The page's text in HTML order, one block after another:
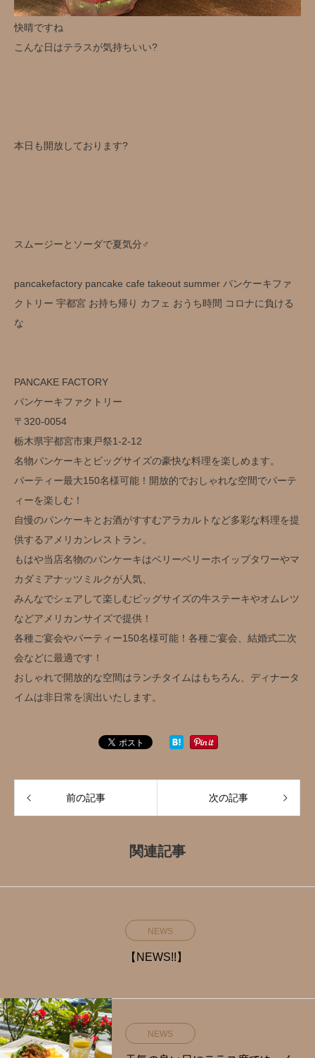
快晴ですね
こんな日はテラスが気持ちいい?
本日も開放しております?️
スムージーとソーダで夏気分‍♂️
pancakefactory pancake cafe takeout summer パンケーキファ
クトリー 宇都宮 お持ち帰り カフェ おうち時間 コロナに負ける
な
PANCAKE FACTORY
パンケーキファクトリー
〒320-0054
栃木県宇都宮市東戸祭1-2-12
名物パンケーキとビッグサイズの豪快な料理を楽しめます。
パーティー最大150名様可能！開放的でおしゃれな空間でパーテ
ィーを楽しむ！
自慢のパンケーキとお酒がすすむアラカルトなど多彩な料理を提
供するアメリカンレストラン。
もはや当店名物のパンケーキはベリーベリーホイップタワーやマ
カダミアナッツミルクが人気、
みんなでシェアして楽しむビッグサイズの牛ステーキやオムレツ
などアメリカンサイズで提供！
各種ご宴会やパーティー150名様可能！各種ご宴会、結婚式二次
会などに最適です！
おしゃれで開放的な空間はランチタイムはもちろん、ディナータ
イムは非日常を演出いたします。
前の記事 次の記事
関連記事
NEWS
【NEWS!!】
NEWS